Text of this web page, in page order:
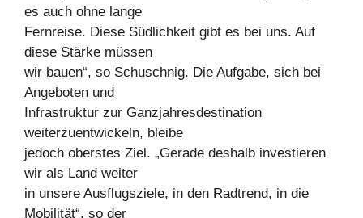
es auch ohne lange
Fernreise. Diese Südlichkeit gibt es bei uns. Auf
diese Stärke müssen
wir bauen“, so Schuschnig. Die Aufgabe, sich bei
Angeboten und
Infrastruktur zur Ganzjahresdestination
weiterzuentwickeln, bleibe
jedoch oberstes Ziel. „Gerade deshalb investieren
wir als Land weiter
in unsere Ausflugsziele, in den Radtrend, in die
Mobilität“, so der